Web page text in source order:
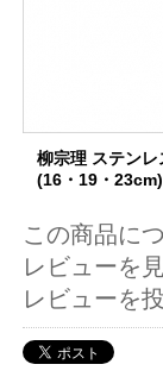
柳宗理 ステン
(16・19・23cm)
この商品に
レビューを
レビューを